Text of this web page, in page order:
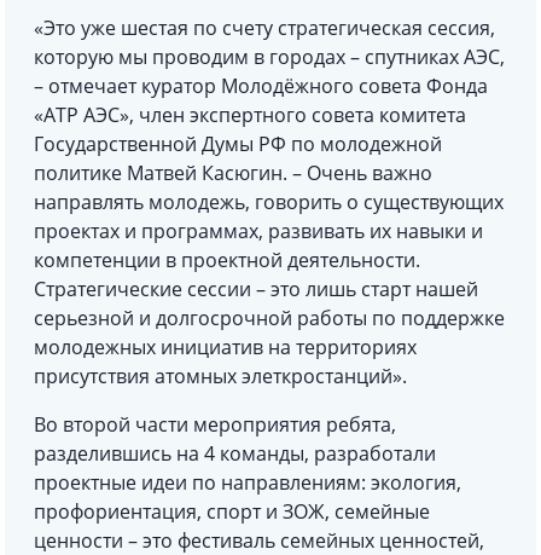
«Это уже шестая по счету стратегическая сессия,
которую мы проводим в городах – спутниках АЭС,
– отмечает куратор Молодёжного совета Фонда
«АТР АЭС», член экспертного совета комитета
Государственной Думы РФ по молодежной
политике Матвей Касюгин. – Очень важно
направлять молодежь, говорить о существующих
проектах и программах, развивать их навыки и
компетенции в проектной деятельности.
Стратегические сессии – это лишь старт нашей
серьезной и долгосрочной работы по поддержке
молодежных инициатив на территориях
присутствия атомных элеткростанций».
Во второй части мероприятия ребята,
разделившись на 4 команды, разработали
проектные идеи по направлениям: экология,
профориентация, спорт и ЗОЖ, семейные
ценности – это фестиваль семейных ценностей,